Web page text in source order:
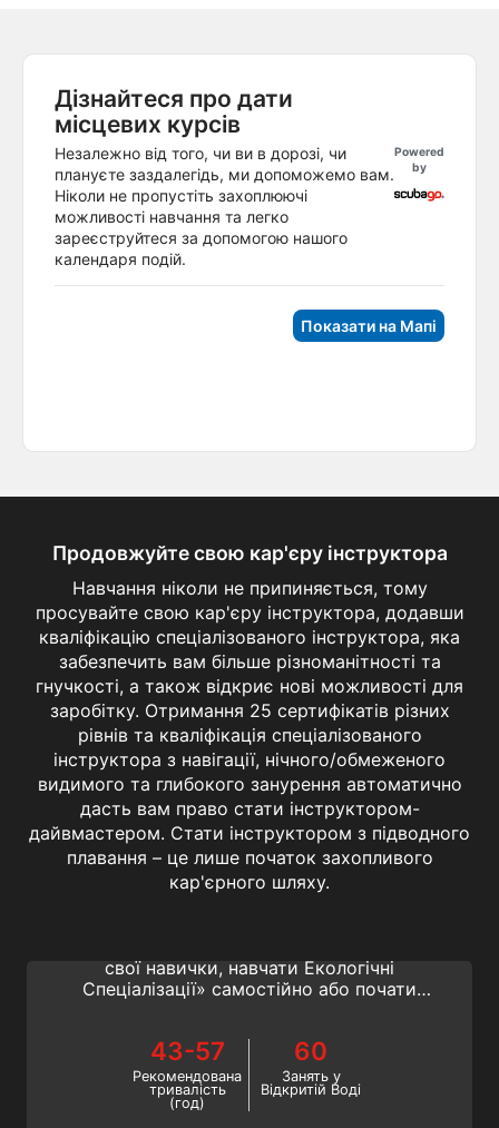
Дізнайтеся про дати
місцевих курсів
Незалежно від того, чи ви в дорозі, чи
плануєте заздалегідь, ми допоможемо вам.
Ніколи не пропустіть захоплюючі
можливості навчання та легко
зареєструйтеся за допомогою нашого
календаря подій.
Powered
by
Показати на Мапі
Продовжуйте свою кар'єру інструктора
Навчання ніколи не припиняється, тому
просувайте свою кар'єру інструктора, додавши
кваліфікацію спеціалізованого інструктора, яка
забезпечить вам більше різноманітності та
гнучкості, а також відкриє нові можливості для
заробітку. Отримання 25 сертифікатів різних
рівнів та кваліфікація спеціалізованого
інструктора з навігації, нічного/обмеженого
видимого та глибокого занурення автоматично
дасть вам право стати інструктором-
дайвмастером. Стати інструктором з підводного
плавання – це лише початок захопливого
кар'єрного шляху.
Divemaster
свої навички, навчати Екологічні
Спеціалізації» самостійно або почати
43-57
Рекомендована
тривалість
(год)
60
Занять у
Відкритій Воді